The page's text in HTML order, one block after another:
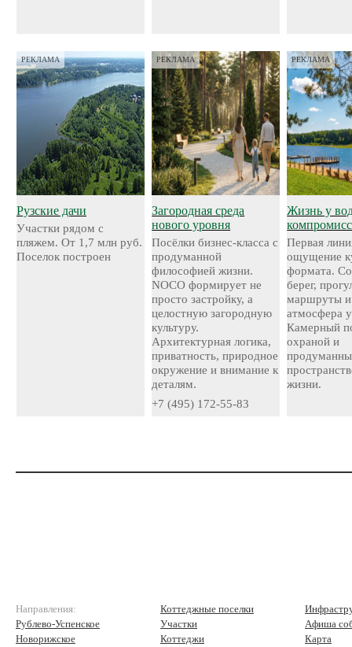
РЕКЛАМА
Рузские дачи
Участки рядом с
пляжем. От 1,7 млн руб.
Поселок построен
РЕКЛАМА
Загородная среда
нового уровня
Посёлки бизнес-класса с
продуманной
философией жизни.
NOCO формирует не
просто застройку, а
целостную загородную
культуру.
Архитектурная логика,
приватность, природное
окружение и внимание к
деталям.
+7 (495) 172-55-83
РЕКЛАМА
Жизнь у
Первая
ощущение
формата.
берег,
маршруты и
атмосфера
Камерный
охраной и
жизни.
Направления:
Рублево-Успенское
Новорижское
Коттеджные поселки
Участки
Коттеджи
Афиша
Карта